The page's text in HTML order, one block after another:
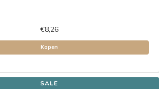
€8,26
Kopen
SALE